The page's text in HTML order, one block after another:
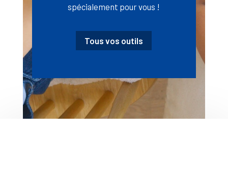
spécialement pour vous !
Tous vos outils